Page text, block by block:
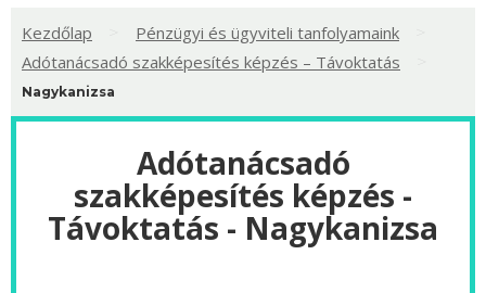
Kezdőlap Pénzügyi és ügyviteli tanfolyamaink
Adótanácsadó szakképesítés képzés – Távoktatás
Nagykanizsa
Adótanácsadó
szakképesítés képzés -
Távoktatás - Nagykanizsa